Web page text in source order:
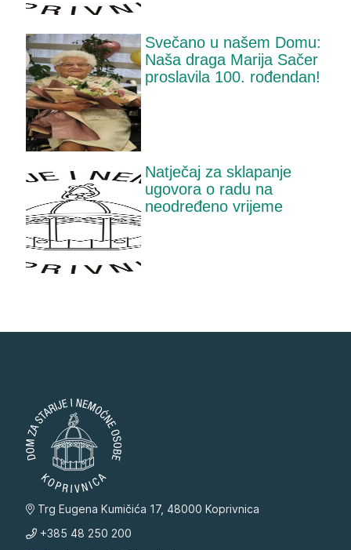
Svečano u našem Domu:
Naša draga Marija Sačer
proslavila 100. rođendan!
Natječaj za sklapanje
ugovora o radu na
neodređeno vrijeme
Trg Eugena Kumičića 17, 48000 Koprivnica
+385 48 250 200